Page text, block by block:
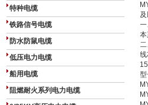
特种电缆
铁路信号电缆
防水防鼠电缆
低压电力电缆
船用电缆
阻燃耐火系列电力电缆